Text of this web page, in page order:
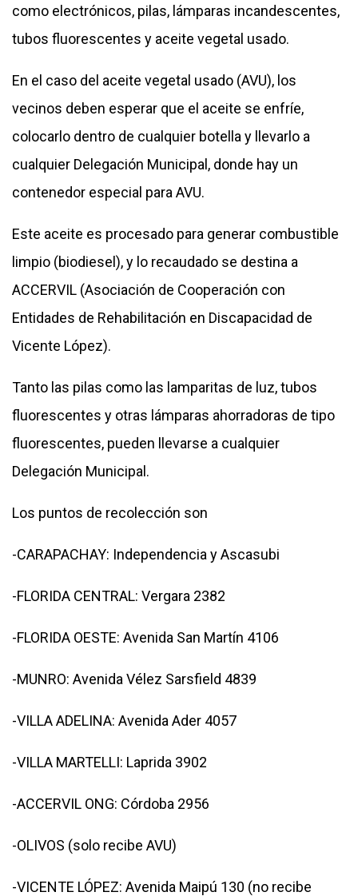
como electrónicos, pilas, lámparas incandescentes,
tubos fluorescentes y aceite vegetal usado.
En el caso del aceite vegetal usado (AVU), los
vecinos deben esperar que el aceite se enfríe,
colocarlo dentro de cualquier botella y llevarlo a
cualquier Delegación Municipal, donde hay un
contenedor especial para AVU.
Este aceite es procesado para generar combustible
limpio (biodiesel), y lo recaudado se destina a
ACCERVIL (Asociación de Cooperación con
Entidades de Rehabilitación en Discapacidad de
Vicente López).
Tanto las pilas como las lamparitas de luz, tubos
fluorescentes y otras lámparas ahorradoras de tipo
fluorescentes, pueden llevarse a cualquier
Delegación Municipal.
Los puntos de recolección son
-CARAPACHAY: Independencia y Ascasubi
-FLORIDA CENTRAL: Vergara 2382
-FLORIDA OESTE: Avenida San Martín 4106
-MUNRO: Avenida Vélez Sarsfield 4839
-VILLA ADELINA: Avenida Ader 4057
-VILLA MARTELLI: Laprida 3902
-ACCERVIL ONG: Córdoba 2956
-OLIVOS (solo recibe AVU)
-VICENTE LÓPEZ: Avenida Maipú 130 (no recibe